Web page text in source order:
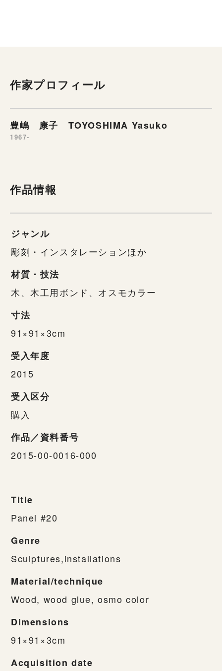
作家プロフィール
豊嶋 康子 TOYOSHIMA Yasuko
1967-
作品情報
ジャンル
彫刻・インスタレーションほか
材質・技法
木、木工用ボンド、オスモカラー
寸法
91×91×3cm
受入年度
2015
受入区分
購入
作品／資料番号
2015-00-0016-000
Title
Panel #20
Genre
Sculptures,installations
Material/technique
Wood, wood glue, osmo color
Dimensions
91×91×3cm
Acquisition date